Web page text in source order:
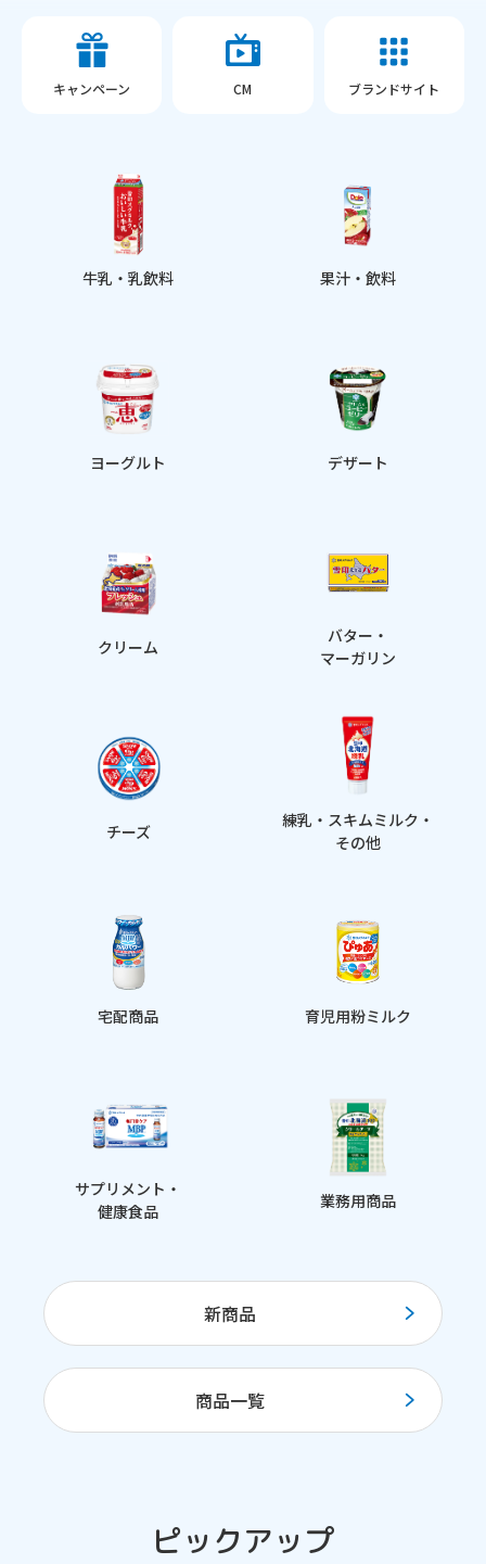
キャンペーン CM ブランドサイト
牛乳・乳飲料 果汁・飲料
ヨーグルト デザート
クリーム
バター・
マーガリン
チーズ
練乳・スキムミルク・
その他
宅配商品 育児用粉ミルク
サプリメント・
健康食品
業務用商品
新商品
商品一覧
ピックアップ